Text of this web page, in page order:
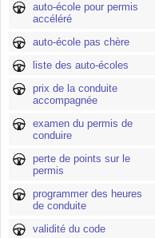
auto-école pour permis
accéléré
auto-école pas chère
liste des auto-écoles
prix de la conduite
accompagnée
examen du permis de
conduire
perte de points sur le
permis
programmer des heures
de conduite
validité du code